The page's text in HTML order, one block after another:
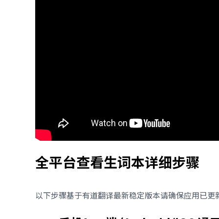
全平台查看生词本详细步骤
以下步骤基于有道翻译最新稳定版本请确保应用已更